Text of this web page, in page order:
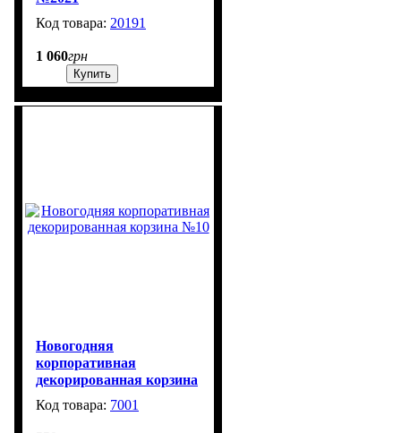
20191
1 060грн
Купить
Новогодняя
корпоративная
декорированная корзина
№10
7001